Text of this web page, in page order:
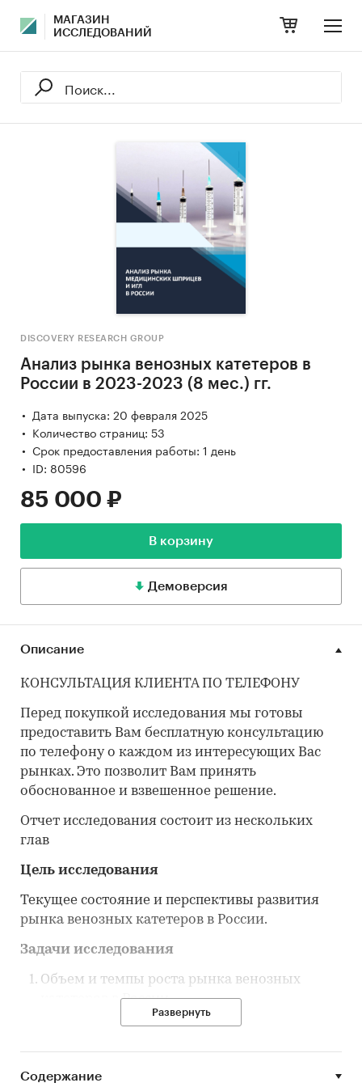
МАГАЗИН
ИССЛЕДОВАНИЙ
DISCOVERY RESEARCH GROUP
Анализ рынка венозных катетеров в
России в 2023-2023 (8 мес.) гг.
Дата выпуска: 20 февраля 2025
Количество страниц: 53
Срок предоставления работы: 1 день
ID: 80596
85 000 ₽
В корзину
Демоверсия
Описание
КОНСУЛЬТАЦИЯ КЛИЕНТА ПО ТЕЛЕФОНУ
Перед покупкой исследования мы готовы
предоставить Вам бесплатную консультацию
по телефону о каждом из интересующих Вас
рынках. Это позволит Вам принять
обоснованное и взвешенное решение.
Отчет исследования состоит из нескольких
глав
Цель исследования
Текущее состояние и перспективы развития
рынка венозных катетеров в России.
Задачи исследования
Объем и темпы роста рынка венозных
катетеров в России.
Объем и темпы производства рынка
Объем импорта в Россию и экспорта из
Развернуть
Содержание